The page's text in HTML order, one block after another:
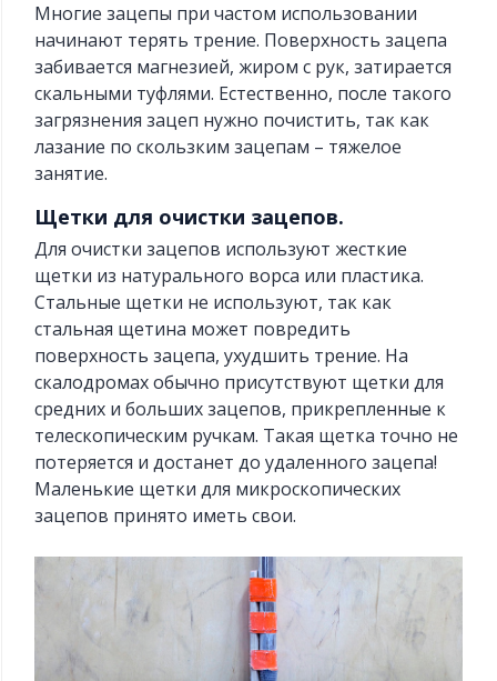
Многие зацепы при частом использовании
начинают терять трение. Поверхность зацепа
забивается магнезией, жиром с рук, затирается
скальными туфлями. Естественно, после такого
загрязнения зацеп нужно почистить, так как
лазание по скользким зацепам – тяжелое
занятие.
Щетки для очистки зацепов.
Для очистки зацепов используют жесткие
щетки из натурального ворса или пластика.
Стальные щетки не используют, так как
стальная щетина может повредить
поверхность зацепа, ухудшить трение. На
скалодромах обычно присутствуют щетки для
средних и больших зацепов, прикрепленные к
телескопическим ручкам. Такая щетка точно не
потеряется и достанет до удаленного зацепа!
Маленькие щетки для микроскопических
зацепов принято иметь свои.